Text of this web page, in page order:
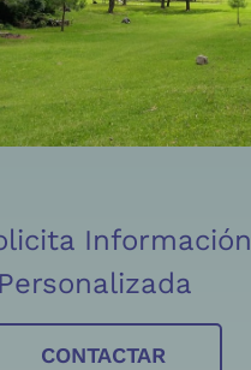
Información
Personalizada
CONTACTAR